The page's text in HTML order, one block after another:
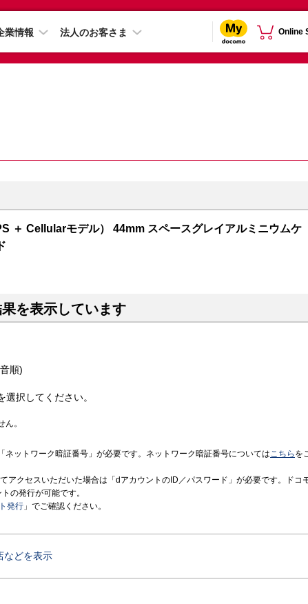
業情報 法人のお客さま Online
＋ Cellularモデル） 44mm スペースグレイアルミニウムケ
を表示しています
順)
択してください。
。
ネットワーク暗証番号」が必要です。ネットワーク暗証番号についてはこちら を
アクセスいただいた場合は「dアカウントのID／パスワード」が必要です。ドコ
の発行が可能です。
発行 」でご確認ください。
などを表示